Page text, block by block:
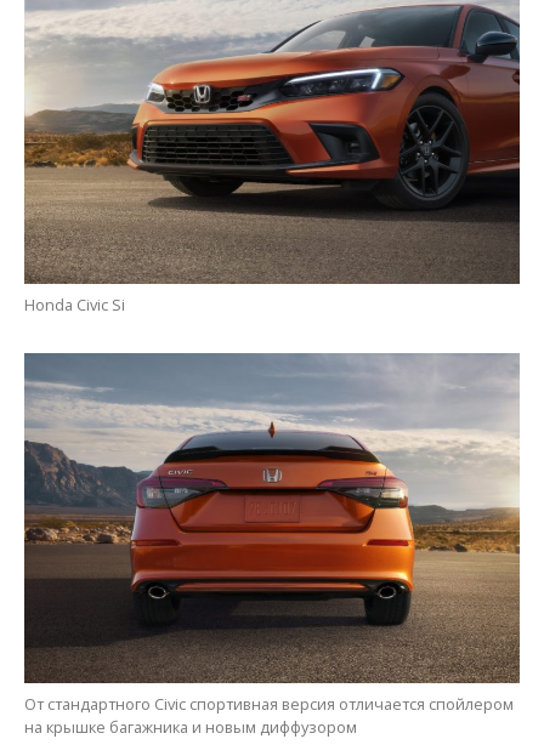
Honda Civic Si
От стандартного Civic спортивная версия отличается спойлером
на крышке багажника и новым диффузором